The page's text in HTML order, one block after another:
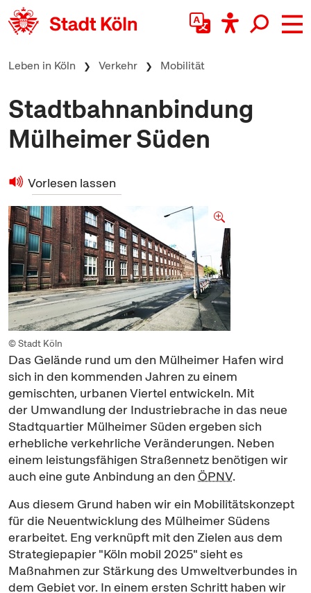
zum Inhalt springen
Leben in Köln Verkehr Mobilität
Stadtbahnanbindung
Mülheimer Süden
Vorlesen lassen
© Stadt Köln
Das Gelände rund um den Mülheimer Hafen wird
sich in den kommenden Jahren zu einem
gemischten, urbanen Viertel entwickeln. Mit
der Umwandlung der Industriebrache in das neue
Stadtquartier Mülheimer Süden ergeben sich
erhebliche verkehrliche Veränderungen. Neben
einem leistungsfähigen Straßennetz benötigen wir
auch eine gute Anbindung an den ÖPNV.
Aus diesem Grund haben wir ein Mobilitätskonzept
für die Neuentwicklung des Mülheimer Südens
erarbeitet. Eng verknüpft mit den Zielen aus dem
Strategiepapier "Köln mobil 2025" sieht es
Maßnahmen zur Stärkung des Umweltverbundes in
dem Gebiet vor. In einem ersten Schritt haben wir